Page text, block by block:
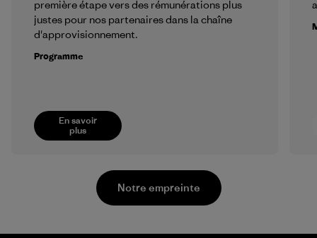
En savoir
plus
première étape vers des rémunérations plus
justes pour nos partenaires dans la chaîne
d'approvisionnement.
Programme
Notre empreinte